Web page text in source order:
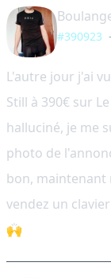
#390923 -
L'autre jour j'ai
Still à 390€ sur
halluciné, je me
photo de
bon, maintenant
vendez un
🙌